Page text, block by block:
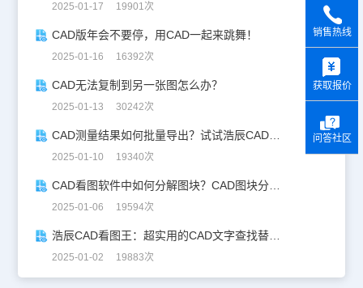
2025-01-17 19901次
CAD版年会不要停，用CAD一起来跳舞！
2025-01-16 16392次
CAD无法复制到另一张图怎么办？
2025-01-13 30242次
CAD测量结果如何批量导出？试试浩辰CAD看图王！
2025-01-10 19340次
CAD看图软件中如何分解图块？CAD图块分解详解！
2025-01-06 19594次
浩辰CAD看图王：超实用的CAD文字查找替换技巧分享！
2025-01-02 19883次
销售热线
获取报价
问答社区